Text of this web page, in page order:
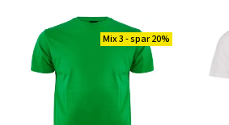
Mix 3 - spar 20%